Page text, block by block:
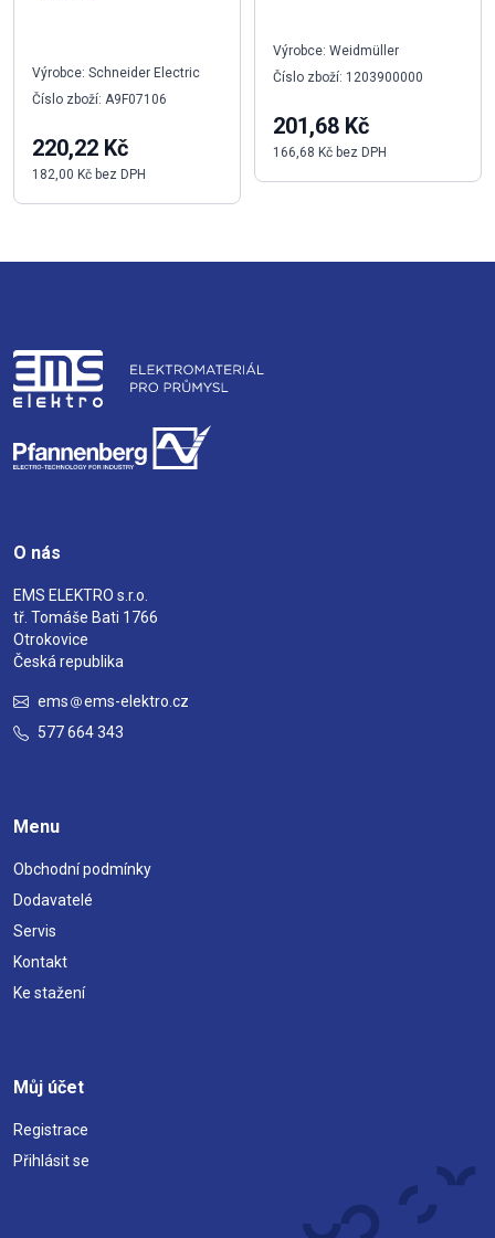
Výrobce: Schneider Electric
Číslo zboží: A9F07106
220,22 Kč
182,00 Kč bez DPH
Výrobce: Weidmüller
Číslo zboží: 1203900000
201,68 Kč
166,68 Kč bez DPH
O nás
EMS ELEKTRO s.r.o.
tř. Tomáše Bati 1766
Otrokovice
Česká republika
ems
ems-elektro.cz
577 664 343
Menu
Obchodní podmínky
Dodavatelé
Servis
Kontakt
Ke stažení
Můj účet
Registrace
Přihlásit se